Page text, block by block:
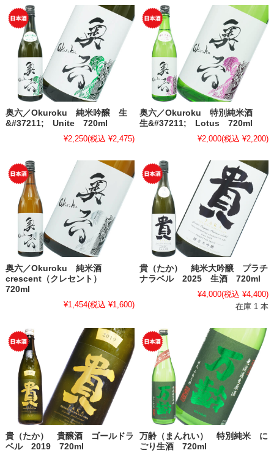
奥六／Okuroku 純米吟醸 生
&#37211; Unite 720ml
¥2,250(税込 ¥2,475)
奥六／Okuroku 特別純米酒
生&#37211; Lotus 720ml
¥2,000(税込 ¥2,200)
奥六／Okuroku 純米酒
crescent（クレセント）
720ml
¥1,454(税込 ¥1,600)
貴（たか） 純米大吟醸 プラチ
ナラベル 2025 生酒 720ml
¥4,000(税込 ¥4,400)
在庫 1 本
貴（たか） 貴醸酒 ゴールドラ
ベル 2019 720ml
万齢（まんれい） 特別純米 に
ごり生酒 720ml